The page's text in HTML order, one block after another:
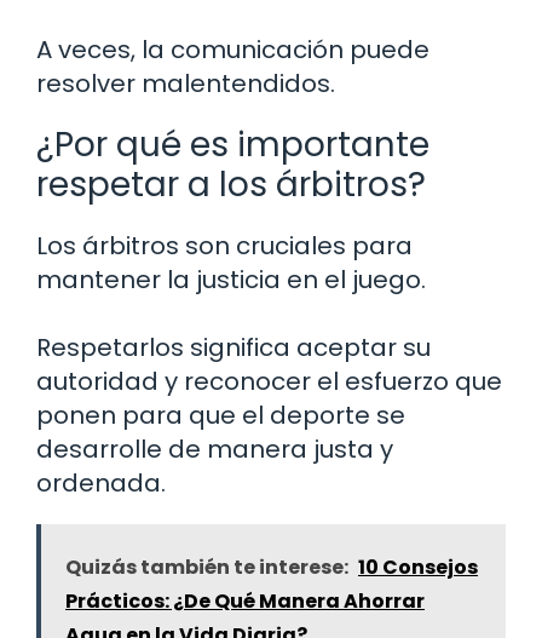
A veces, la comunicación puede
resolver malentendidos.
¿Por qué es importante
respetar a los árbitros?
Los árbitros son cruciales para
mantener la justicia en el juego.
Respetarlos significa aceptar su
autoridad y reconocer el esfuerzo que
ponen para que el deporte se
desarrolle de manera justa y
ordenada.
Quizás también te interese: 10 Consejos
Prácticos: ¿De Qué Manera Ahorrar